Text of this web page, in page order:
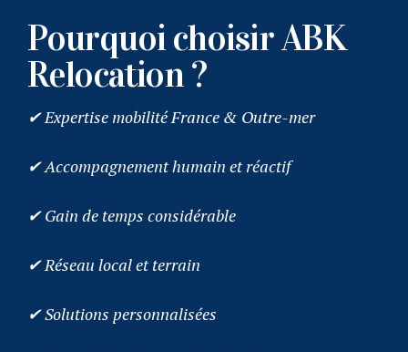
Pourquoi choisir ABK
Relocation ?
✔ Expertise mobilité France & Outre-mer
✔ Accompagnement humain et réactif
✔ Gain de temps considérable
✔ Réseau local et terrain
✔ Solutions personnalisées